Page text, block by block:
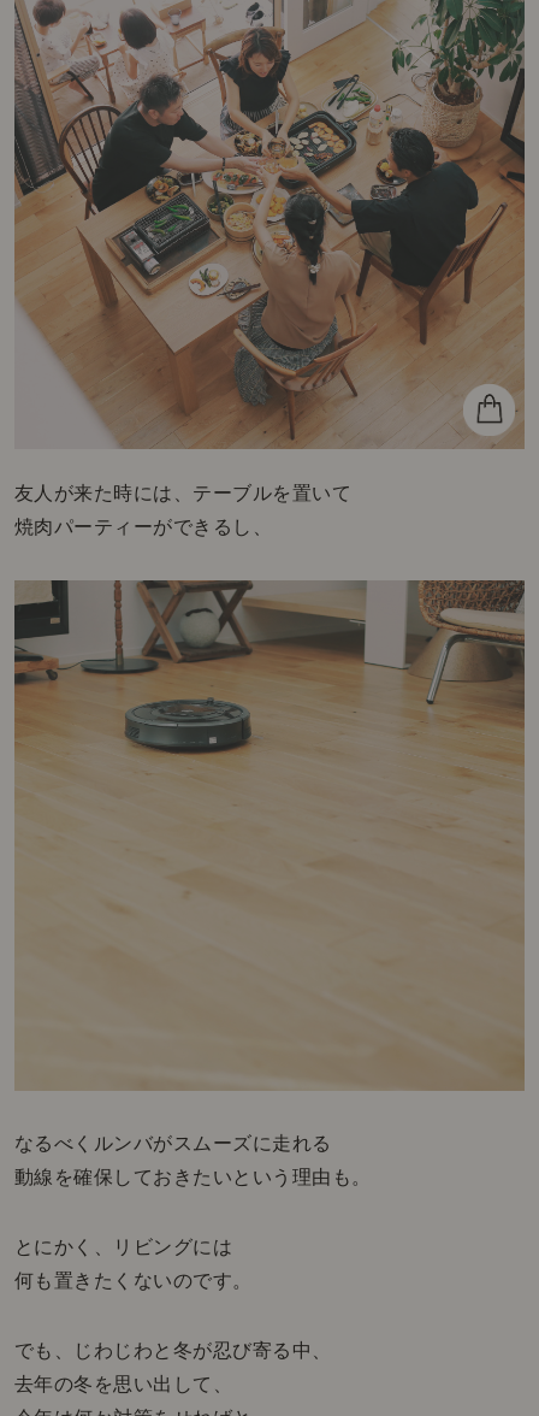
友人が来た時には、テーブルを置いて
焼肉パーティーができるし、
なるべくルンバがスムーズに走れる
動線を確保しておきたいという理由も。
とにかく、リビングには
何も置きたくないのです。
でも、じわじわと冬が忍び寄る中、
去年の冬を思い出して、